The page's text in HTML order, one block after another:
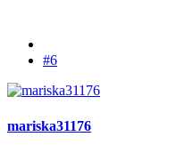
#6
mariska31176